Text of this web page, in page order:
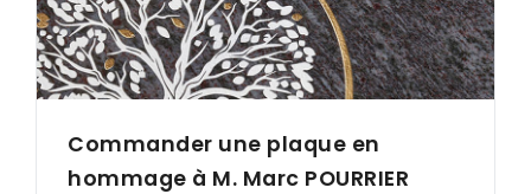
Commander une plaque en
hommage à M. Marc POURRIER